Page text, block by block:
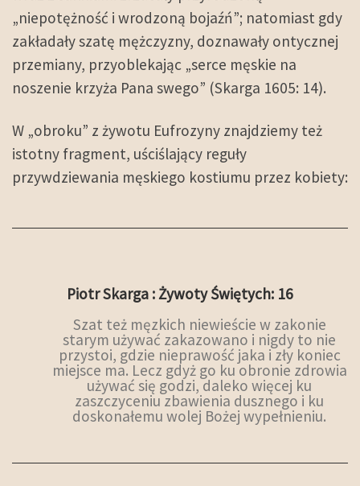
„niepotężność i wrodzoną bojaźń”; natomiast gdy
zakładały szatę mężczyzny, doznawały ontycznej
przemiany, przyoblekając „serce męskie na
noszenie krzyża Pana swego” (Skarga 1605: 14).
W „obroku” z żywotu Eufrozyny znajdziemy też
istotny fragment, uściślający reguły
przywdziewania męskiego kostiumu przez kobiety:
Piotr Skarga : Żywoty Świętych: 16
Szat też męzkich niewieście w zakonie
starym używać zakazowano i nigdy to nie
przystoi, gdzie nieprawość jaka i zły koniec
miejsce ma. Lecz gdyż go ku obronie zdrowia
używać się godzi, daleko więcej ku
zaszczyceniu zbawienia dusznego i ku
doskonałemu wolej Bożej wypełnieniu.